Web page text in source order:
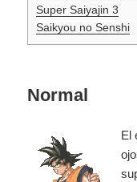
Super Saiyajin 3
Saikyou no Senshi
Normal
El